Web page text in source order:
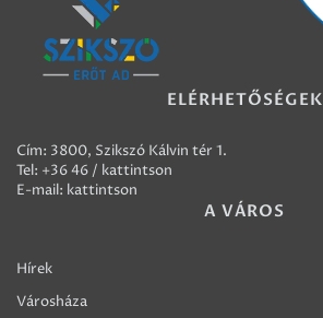
ELÉRHETŐSÉGEK
Cím: 3800, Szikszó Kálvin tér 1.
Tel: +36 46 / kattintson
E-mail: kattintson
A VÁROS
Hírek
Városháza